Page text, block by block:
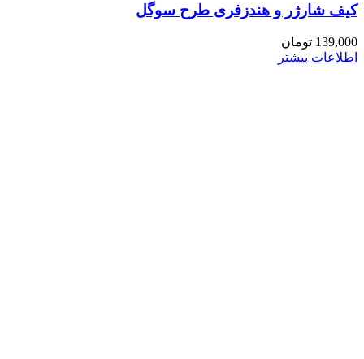
کیف شارژر و هندزفری طرح سوگل
139,000 تومان
اطلاعات بیشتر